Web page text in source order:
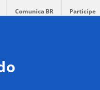
Comunica BR Participe